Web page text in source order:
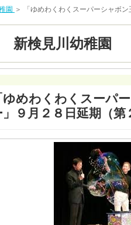
園 ＞ 「ゆめわくわくスーパーシャボ
新検見川幼稚園
ゆめわくわくスーパ
」９月２８日延期（第